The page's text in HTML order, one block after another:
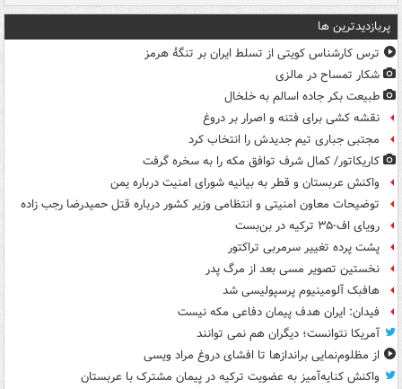
پربازدیدترین ها
ترس کارشناس کویتی از تسلط ایران بر تنگۀ هرمز
شکار تمساح در مالزی
طبیعت بکر جاده اسالم به خلخال
نقشه کشی برای فتنه و اصرار بر دروغ
مجتبی جباری تیم جدیدش را انتخاب کرد
کاریکاتور/ کمال شرف توافق مکه را به سخره گرفت
واکنش عربستان و قطر به بیانیه شورای امنیت درباره یمن
توضیحات معاون امنیتی و انتظامی وزیر کشور درباره قتل حمیدرضا رجب زاده
رویای اف-۳۵ ترکیه در بن‌بست
پشت پرده تغییر سرمربی تراکتور
نخستین تصویر مسی بعد از مرگ پدر
هافبک آلومینیوم پرسپولیسی شد
فیدان: ایران هدف پیمان دفاعی مکه نیست
آمریکا نتوانست؛ دیگران هم نمی توانند
از مظلوم‌نمایی براندازها تا افشای دروغ مراد ویسی
واکنش کنایه‌آمیز به عضویت ترکیه در پیمان مشترک با عربستان